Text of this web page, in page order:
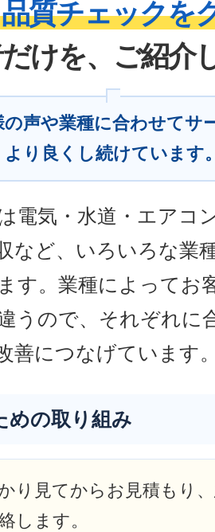
品質チェックを
けを、ご紹介
の声や業種に合わせてサ
より良くし続けています
電気・水道・エアコ
など、いろいろな業
す。業種によってお
うので、それぞれに
善につなげています
めの取り組み
り見てからお見積もり
します。